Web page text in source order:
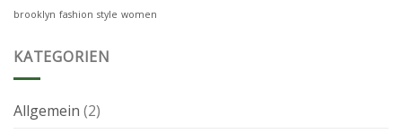
brooklyn fashion style women
KATEGORIEN
Allgemein (2)